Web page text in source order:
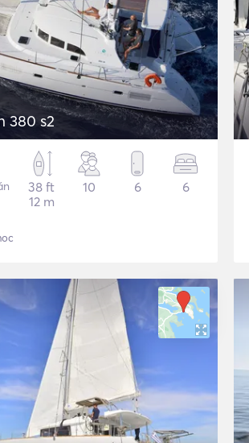
380 s2
38 ft
12 m
10 6 6